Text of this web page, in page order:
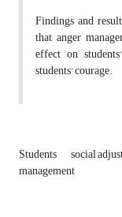
Findings and
that anger
effect on
students' courage.
Students social
management